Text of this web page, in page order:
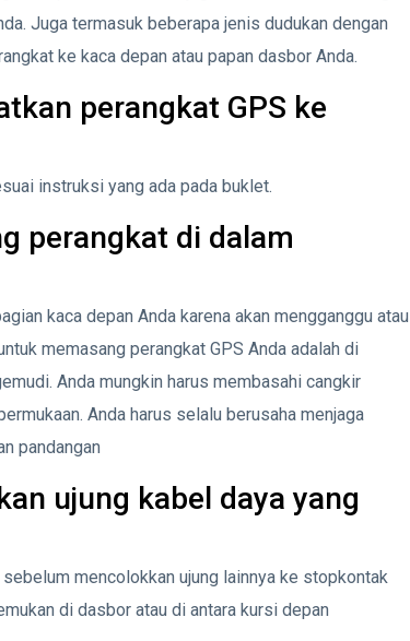
Juga termasuk beberapa jenis dudukan dengan
ke kaca depan atau papan dasbor Anda.
perangkat GPS ke
instruksi yang ada pada buklet.
perangkat di dalam
kaca depan Anda karena akan mengganggu atau
memasang perangkat GPS Anda adalah di
Anda mungkin harus membasahi cangkir
Anda harus selalu berusaha menjaga
pandangan
ujung kabel daya yang
mencolokkan ujung lainnya ke stopkontak
di dasbor atau di antara kursi depan